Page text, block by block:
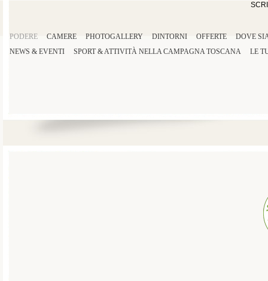
PODERE CAMERE PHOTOGALLERY DINTORNI OFFERTE
DOVE
NEWS & EVENTI
SPORT&ATTIVITÀ NELLACAMPAGNA TOSCANA LE